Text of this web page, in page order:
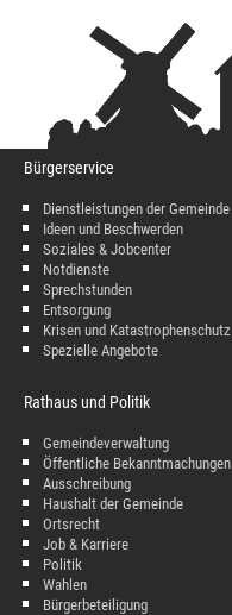
Bürgerservice
Dienstleistungen der Gemeinde
Ideen und Beschwerden
Soziales & Jobcenter
Notdienste
Sprechstunden
Entsorgung
Krisen und Katastrophenschutz
Spezielle Angebote
Rathaus und Politik
Gemeindeverwaltung
Öffentliche Bekanntmachungen
Ausschreibung
Haushalt der Gemeinde
Ortsrecht
Job & Karriere
Politik
Wahlen
Bürgerbeteiligung